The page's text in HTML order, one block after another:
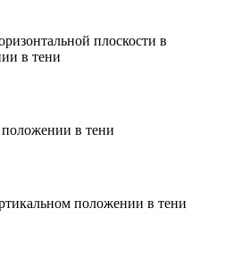
плоскости в
в тени
в тени
положении в тени